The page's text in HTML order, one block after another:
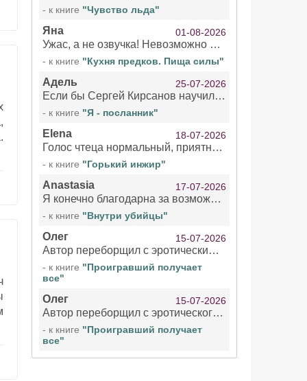
- к книге "Чувство льда"
Яна 01-08-2026
Ужас, а не озвучка! Невозможно вникать в смысл текста из за кривляний чтеца
- к книге "Кухня предков. Пища силы"
Адель 25-07-2026
Если бы Сергей Кирсанов научился не сглатывать каждые 1-2 минуты слюну, так что слышно в микрофоне и, что вызывает отвращение, то мелжно было бы слушать.
- к книге "Я - посланник"
Elena 18-07-2026
Голос чтеца нормальный, приятный тембр. Мне очень понравилось озвучивание рассказа. Очень странный отзыв Надежды. Может у неё что-то с нервами?
- к книге "Горький инжир"
Anastasia 17-07-2026
Я конечно благодарна за возможность бесплатно слушать книги даже новинки , но чтение этой книги просто ужасно
- к книге "Внутри убийцы"
Олег 15-07-2026
Автор переборщил с эротическими сценами. Похоже, с этим у него проблемы.
- к книге "Проигравший получает
все"
Олег 15-07-2026
Автор переборщил с эротического сценами. Похоже, с этим у него проблемы.
- к книге "Проигравший получает
все"